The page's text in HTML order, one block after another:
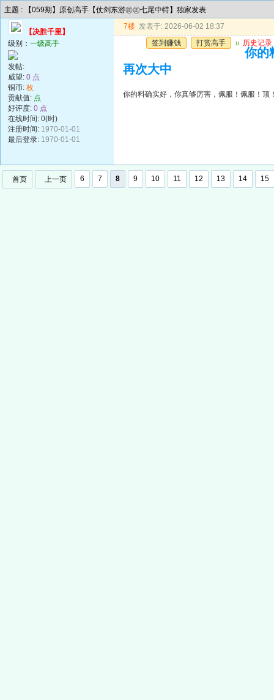
主题 : 【059期】原创高手【仗剑东游㊣㊣七尾中特】独家发表
【决胜千里】
级别： 一级高手
发帖:
威望: 0 点
铜币: 枚
贡献值: 点
好评度: 0 点
在线时间: 0(时)
注册时间: 1970-01-01
最后登录: 1970-01-01
7楼 发表于: 2026-06-02 18:37
签到赚钱
打赏高手 u 历史记录
你的
再次大中
你的料确实好，你真够厉害，佩服！佩服！顶
首页 上一页 6 7 8 9 10 11 12 13 14 15